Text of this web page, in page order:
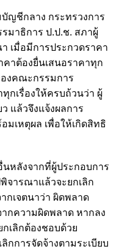
ญชีกลาง กระทรวงการ
มาธิการ ป.ป.ช. สภาผู้
เมื่อมีการประกวดราคา
คาต้องยื่นเสนอราคาทุก
องคณะกรรมการ
กเรื่องให้ครบถ้วนว่า ผู้
แล้วจึงแจ้งผลการ
เหตุผล เพื่อให้เกิดสิทธิ
หลังจากที่ผู้ประกอบการ
ารณาแล้วจะยกเลิก
กเจตนาว่า ผิดพลาด
ากความผิดพลาด หากลง
เลิกต้องชอบด้วย
กการจัดจ้างตามระเบียบ